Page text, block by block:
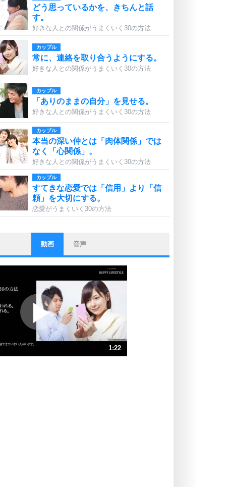
どう思っているかを、きちんと話
す。
好きな人との関係がうまくいく30の方法
カップル
常に、連絡を取り合うようにする。
好きな人との関係がうまくいく30の方法
カップル
「ありのままの自分」を見せる。
好きな人との関係がうまくいく30の方法
カップル
本当の深い仲とは「肉体関係」では
なく「心関係」。
好きな人との関係がうまくいく30の方法
カップル
すてきな恋愛では「信用」より「信
頼」を大切にする。
恋愛がうまくいく30の方法
ストレス対策
他人と比べない。
いっそのこと、他人を見ない。
プラス思考
ポジティブになれない原因は、行動
しないから。
ポジティブ思考になる30の方法
ストレス対策
動画 音声
1:22